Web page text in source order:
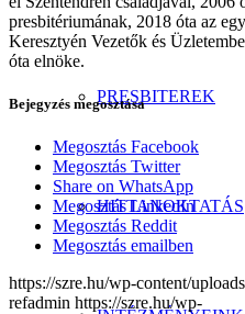
PRESBITEREK
HITTANOKTATÁS
presbitériumának, 2018 óta az
Keresztyén Vezetők és
óta elnöke.
Bejegyzés megosztása
Megosztás Facebook
Megosztás Twitter
Share on WhatsApp
Megosztás LinkedIn
Megosztás Reddit
Megosztás emailben
https://szre.hu/wp-content/
refadmin https://szre.hu/wp-